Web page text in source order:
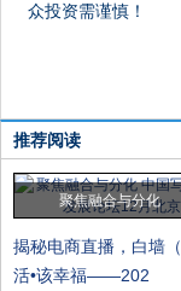
众投资需谨慎！
推荐阅读
聚焦融合与分化
揭秘电商直播，白墙（
活•该幸福——202